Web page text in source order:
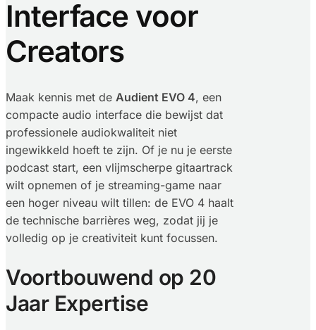
Interface voor
Creators
Maak kennis met de Audient EVO 4, een
compacte audio interface die bewijst dat
professionele audiokwaliteit niet
ingewikkeld hoeft te zijn. Of je nu je eerste
podcast start, een vlijmscherpe gitaartrack
wilt opnemen of je streaming-game naar
een hoger niveau wilt tillen: de EVO 4 haalt
de technische barrières weg, zodat jij je
volledig op je creativiteit kunt focussen.
Voortbouwend op 20
Jaar Expertise